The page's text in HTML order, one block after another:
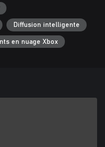
Diffusion intelligente
en nuage Xbox